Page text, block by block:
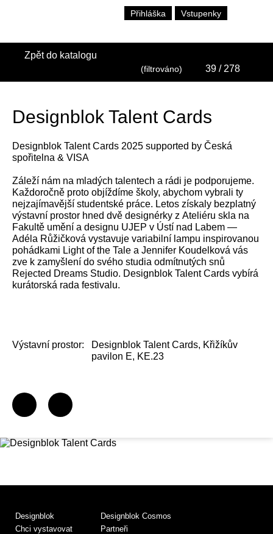
Přihláška Vstupenky
Zpět do katalogu
(filtrováno) 39 / 278
Designblok Talent Cards
Designblok Talent Cards 2025 supported by Česká
spořitelna & VISA
Záleží nám na mladých talentech a rádi je podporujeme.
Každoročně proto objíždíme školy, abychom vybrali ty
nejzajímavější studentské práce. Letos získaly bezplatný
výstavní prostor hned dvě designérky z Ateliéru skla na
Fakultě umění a designu UJEP v Ústí nad Labem —
Adéla Růžičková vystavuje variabilní lampu inspirovanou
pohádkami Light of the Tale a Jennifer Koudelková vás
zve k zamyšlení do svého studia odmítnutých snů
Rejected Dreams Studio. Designblok Talent Cards vybírá
kurátorská rada festivalu.
Výstavní prostor:
Designblok Talent Cards, Křižíkův
pavilon E, KE.23
Designblok
Chci vystavovat
Designblok Cosmos
Partneři